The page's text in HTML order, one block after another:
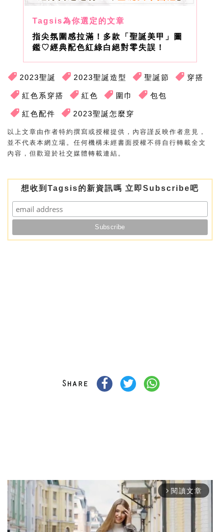
指尖氛圍感拉滿！多款「聖誕美甲」圖
鑑♡經典配色紅綠白絕對零失誤！
2023聖誕 2023聖誕造型 聖誕節 穿搭
紅色系穿搭 紅色 圍巾 包包
紅色配件 2023聖誕怎麼穿
以上文章由作者特約撰寫或授權提供，內容謹反映作者意見，
並不代表本網立場。任何機構未經書面授權不得自行轉載全文
內容，但歡迎於社交媒體轉載連結。
想收到Tagsis的新資訊嗎 立即Subscribe吧
arrow_forward_ios 閱讀文章